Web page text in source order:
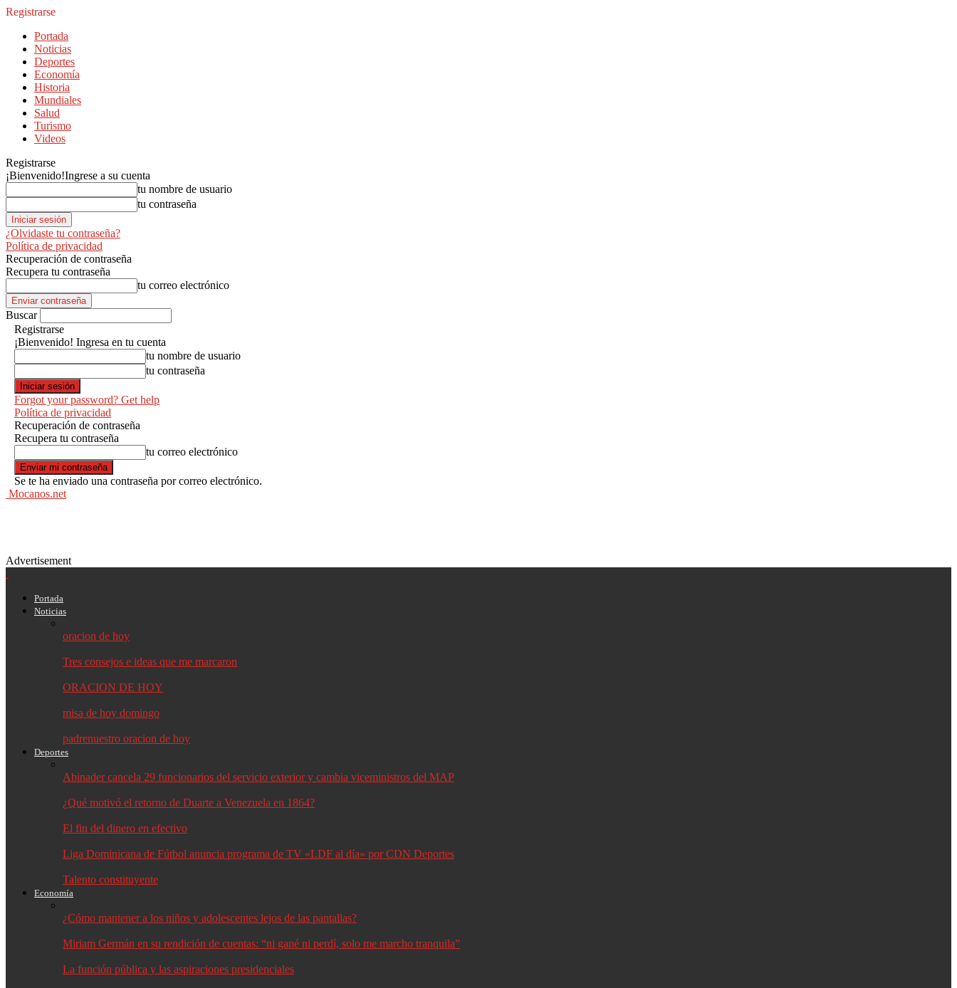
Registrarse
Portada
Noticias
Deportes
Economía
Historia
Mundiales
Salud
Turismo
Videos
Registrarse
¡Bienvenido!Ingrese a su cuenta
tu nombre de usuario
tu contraseña
¿Olvidaste tu contraseña?
Política de privacidad
Recuperación de contraseña
Recupera tu contraseña
tu correo electrónico
Buscar
Registrarse
¡Bienvenido! Ingresa en tu cuenta
tu nombre de usuario
tu contraseña
Forgot your password? Get help
Política de privacidad
Recuperación de contraseña
Recupera tu contraseña
tu correo electrónico
Se te ha enviado una contraseña por correo electrónico.
Mocanos.net
Advertisement
Portada
Noticias
oracion de hoy
Tres consejos e ideas que me marcaron
ORACION DE HOY
misa de hoy domingo
padrenuestro oracion de hoy
Deportes
Abinader cancela 29 funcionarios del servicio exterior y cambia viceministros del MAP
¿Qué motivó el retorno de Duarte a Venezuela en 1864?
El fin del dinero en efectivo
Liga Dominicana de Fútbol anuncia programa de TV «LDF al día» por CDN Deportes
Talento constituyente
Economía
¿Cómo mantener a los niños y adolescentes lejos de las pantallas?
Miriam Germán en su rendición de cuentas: “ni gané ni perdí, solo me marcho tranquila”
La función pública y las aspiraciones presidenciales